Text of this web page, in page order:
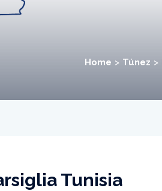
Home Túnez
Tunisia